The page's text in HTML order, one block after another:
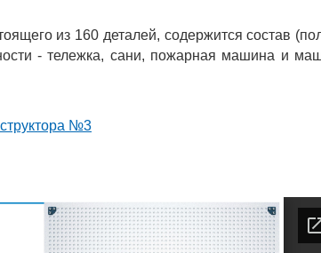
из 160 деталей, содержится состав
- тележка, сани, пожарная машина и
№3